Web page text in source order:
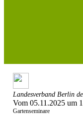
Landesverband Berlin
Vom 05.11.2025 um
Gartenseminare